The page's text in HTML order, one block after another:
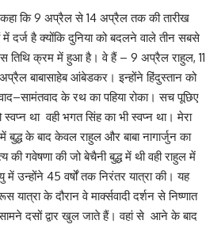
कि 9 अप्रैल से 14 अप्रैल तक की तारीख
में दर्ज है क्योंकि दुनिया को बदलने वाले तीन सबसे
तिथि क्रम में हुआ है। वे हैं – 9 अप्रैल राहुल, 11
बाबासाहेब आंबेडकर। इन्होंने हिंदुस्तान को
के रथ का पहिया रोका। सच पूछिए
था वही भगत सिंह का भी स्वप्न था। मेरा
बुद्ध के बाद केवल राहुल और बाबा नागार्जुन का
गवेषणा की जो बेचैनी बुद्ध में थी वही राहुल में
उन्होंने 45 वर्षों तक निरंतर यात्रा की। यह
यात्रा के दौरान वे मार्क्सवादी दर्शन से निष्णात
दसों द्वार खुल जाते हैं। वहां से आने के बाद